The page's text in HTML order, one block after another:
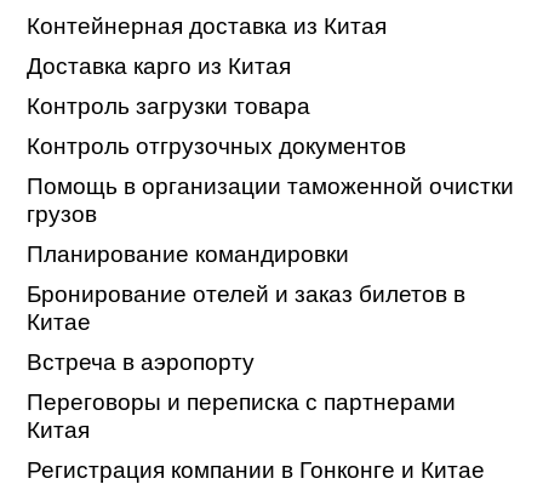
Контейнерная доставка из Китая
Доставка карго из Китая
Контроль загрузки товара
Контроль отгрузочных документов
Помощь в организации таможенной очистки
грузов
Планирование командировки
Бронирование отелей и заказ билетов в
Китае
Встреча в аэропорту
Переговоры и переписка с партнерами
Китая
Регистрация компании в Гонконге и Китае